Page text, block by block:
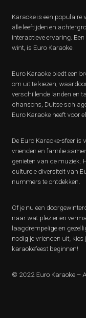
Karaoke is een
alle leeftijden en
interactieve ervaring.
wint, is Euro Karaoke.
Euro Karaoke biedt een
om uit te kiezen,
verschillende landen en
chansons, Duitse
Euro Karaoke heeft voor
De Euro Karaoke-sfeer is
vrienden en familie
genieten van de muziek.
culturele diversiteit van
nummers te ontdekken.
Of je nu een
naar wat plezier en
laagdrempelige en
nodig je vrienden uit, kies
karaokefeest beginnen!
© 2022 Euro Karaoke –